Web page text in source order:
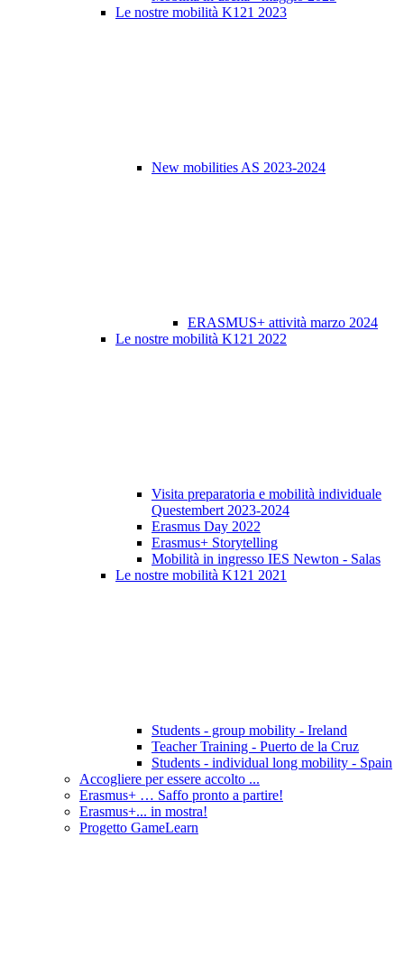
Le nostre mobilità K121 2023
New mobilities AS 2023-2024
ERASMUS+ attività marzo 2024
Le nostre mobilità K121 2022
Visita preparatoria e mobilità individuale
Questembert 2023-2024
Erasmus Day 2022
Erasmus+ Storytelling
Mobilità in ingresso IES Newton - Salas
Le nostre mobilità K121 2021
Students - group mobility - Ireland
Teacher Training - Puerto de la Cruz
Students - individual long mobility - Spain
Accogliere per essere accolto ...
Erasmus+ … Saffo pronto a partire!
Erasmus+... in mostra!
Progetto GameLearn